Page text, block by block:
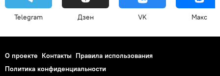
Telegram Дзен VK Макс
О проекте Контакты Правила использования
Политика конфиденциальности